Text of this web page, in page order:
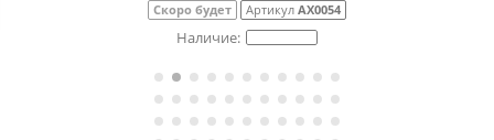
Скоро будет Артикул АХ0054